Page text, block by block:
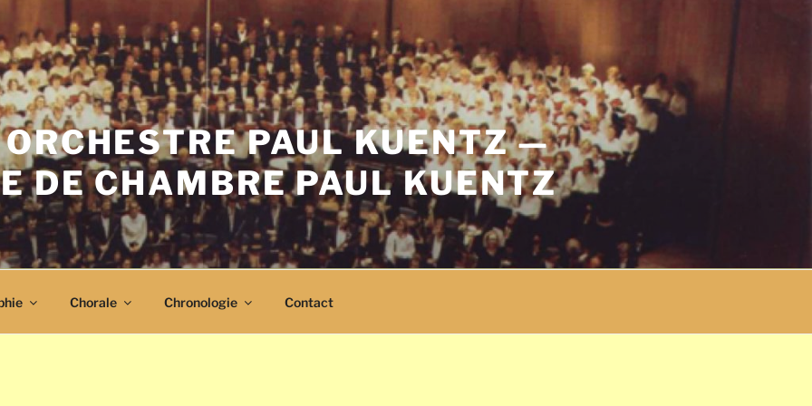
PAUL KUENTZ —
DE CHAMBRE PAUL KUENTZ
Chorale Chronologie Contact